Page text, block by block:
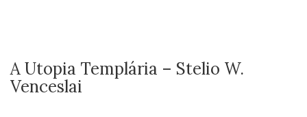
A Utopia Templária – Stelio W.
Venceslai